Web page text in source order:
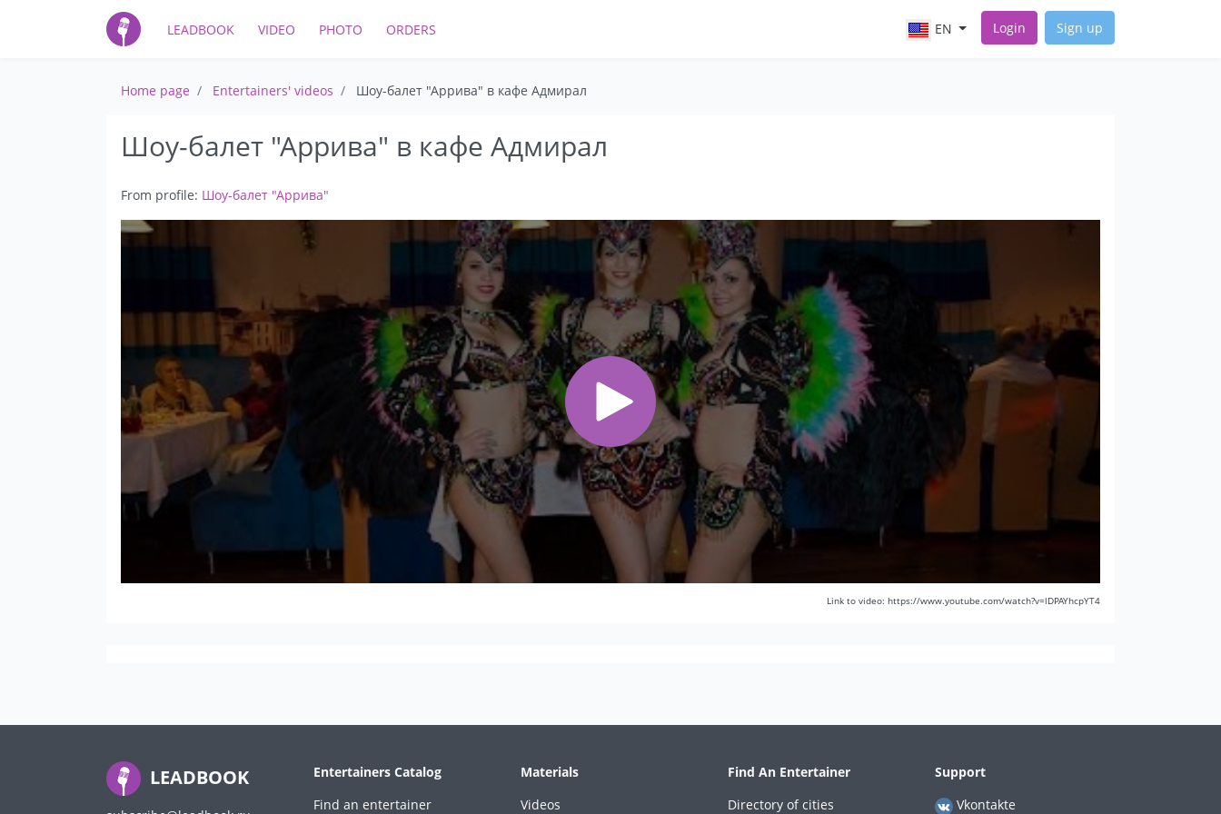
LEADBOOK VIDEO PHOTO ORDERS EN Login Sign up
Home page Entertainers' videos Шоу-балет "Аррива" в кафе Адмирал
Шоу-балет "Аррива" в кафе Адмирал
From profile: Шоу-балет "Аррива"
Link to video: https://www.youtube.com/watch?v=lDPAYhcpYT4
LEADBOOK
Entertainers Catalog
Find an entertainer
Materials
Videos
Find An Entertainer
Directory of cities
Support
Vkontakte